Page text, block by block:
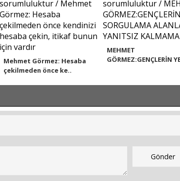
Mehmet Görmez: Hesaba
çekilmeden önce ke..
MEHMET
GÖRMEZ:GENÇLERİN